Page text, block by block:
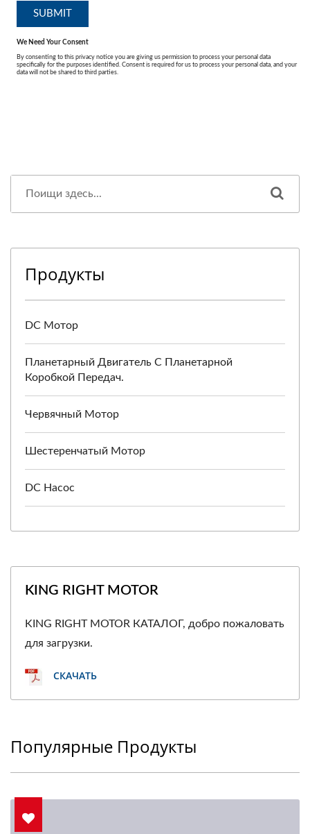
Продукты
DC Мотор
Планетарный Двигатель С Планетарной
Коробкой Передач.
Червячный Мотор
Шестеренчатый Мотор
DC Насос
KING RIGHT MOTOR
KING RIGHT MOTOR КАТАЛОГ, добро пожаловать
для загрузки.
СКАЧАТЬ
Популярные Продукты